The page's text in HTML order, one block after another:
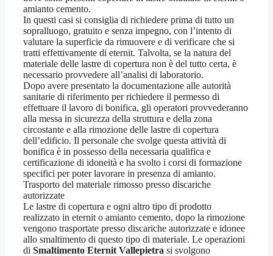
amianto cemento.
In questi casi si consiglia di richiedere prima di tutto un
sopralluogo, gratuito e senza impegno, con l’intento di
valutare la superficie da rimuovere e di verificare che si
tratti effettivamente di eternit. Talvolta, se la natura del
materiale delle lastre di copertura non è del tutto certa, è
necessario provvedere all’analisi di laboratorio.
Dopo avere presentato la documentazione alle autorità
sanitarie di riferimento per richiedere il permesso di
effettuare il lavoro di bonifica, gli operatori provvederanno
alla messa in sicurezza della struttura e della zona
circostante e alla rimozione delle lastre di copertura
dell’edificio. Il personale che svolge questa attività di
bonifica è in possesso della necessaria qualifica e
certificazione di idoneità e ha svolto i corsi di formazione
specifici per poter lavorare in presenza di amianto.
Trasporto del materiale rimosso presso discariche
autorizzate
Le lastre di copertura e ogni altro tipo di prodotto
realizzato in eternit o amianto cemento, dopo la rimozione
vengono trasportate presso discariche autorizzate e idonee
allo smaltimento di questo tipo di materiale. Le operazioni
di Smaltimento Eternit Vallepietra si svolgono